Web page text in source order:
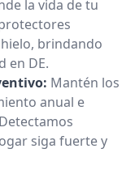
la vida de tu
brindando
en DE.
Mantén los
anual e
siga fuerte y